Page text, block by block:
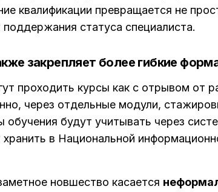
квалификации превращается не
поддержания статуса специалиста.
закрепляет более гибкие
проходить курсы как с отрывом от
через отдельные модули,
обучения будут учитывать через
в Национальной
новшество касается